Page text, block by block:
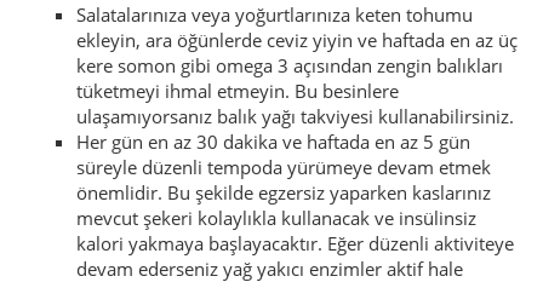
Salatalarınıza veya yoğurtlarınıza keten tohumu
ekleyin, ara öğünlerde ceviz yiyin ve haftada en az üç
kere somon gibi omega 3 açısından zengin balıkları
tüketmeyi ihmal etmeyin. Bu besinlere
ulaşamıyorsanız balık yağı takviyesi kullanabilirsiniz.
Her gün en az 30 dakika ve haftada en az 5 gün
süreyle düzenli tempoda yürümeye devam etmek
önemlidir. Bu şekilde egzersiz yaparken kaslarınız
mevcut şekeri kolaylıkla kullanacak ve insülinsiz
kalori yakmaya başlayacaktır. Eğer düzenli aktiviteye
devam ederseniz yağ yakıcı enzimler aktif hale